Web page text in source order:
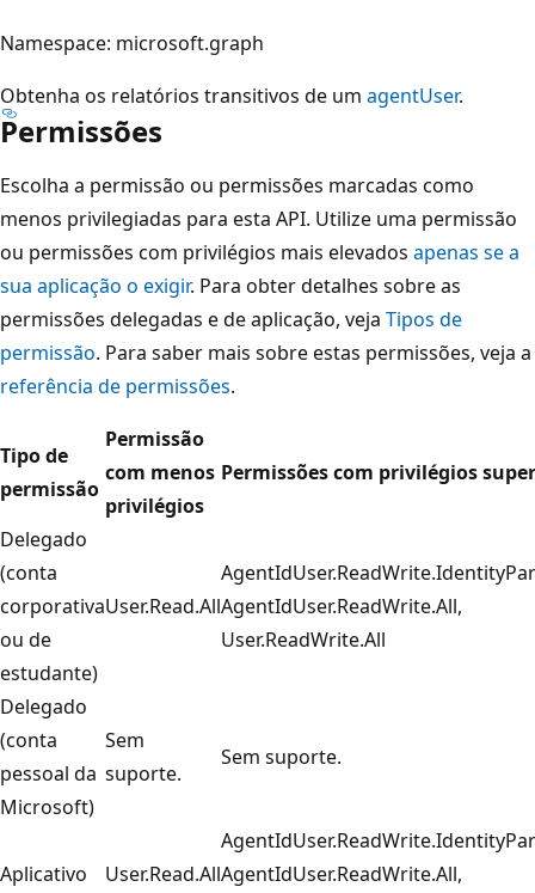
Namespace: microsoft.graph
Obtenha os relatórios transitivos de um agentUser.
Permissões
Escolha a permissão ou permissões marcadas como
menos privilegiadas para esta API. Utilize uma permissão
ou permissões com privilégios mais elevados apenas se a
sua aplicação o exigir. Para obter detalhes sobre as
permissões delegadas e de aplicação, veja Tipos de
permissão. Para saber mais sobre estas permissões, veja a
referência de permissões.
Tipo de
permissão
Permissão
com menos
privilégios
Permissões com privilégios
Delegado
(conta
corporativa
ou de
estudante)
User.Read.AllAgentIdUser.ReadWrite.All,
User.ReadWrite.All
Delegado
(conta
pessoal da
Microsoft)
Sem
suporte.
Sem suporte.
Aplicativo User.Read.AllAgentIdUser.ReadWrite.All,